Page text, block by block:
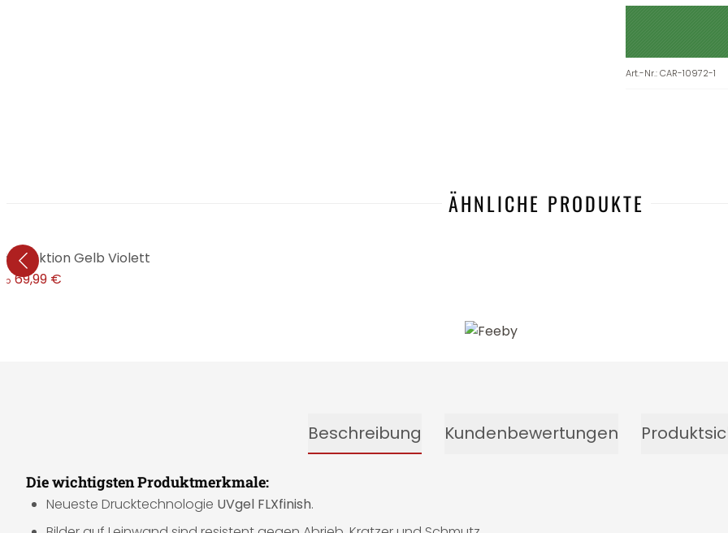
Art.-Nr.:CAR-10972-1
ÄHNLICHE PRODUKTE
Gelb Violett
69,99 €
Beschreibung Kundenbewertungen
Die wichtigsten Produktmerkmale:
Neueste Drucktechnologie UVgel FLXfinish.